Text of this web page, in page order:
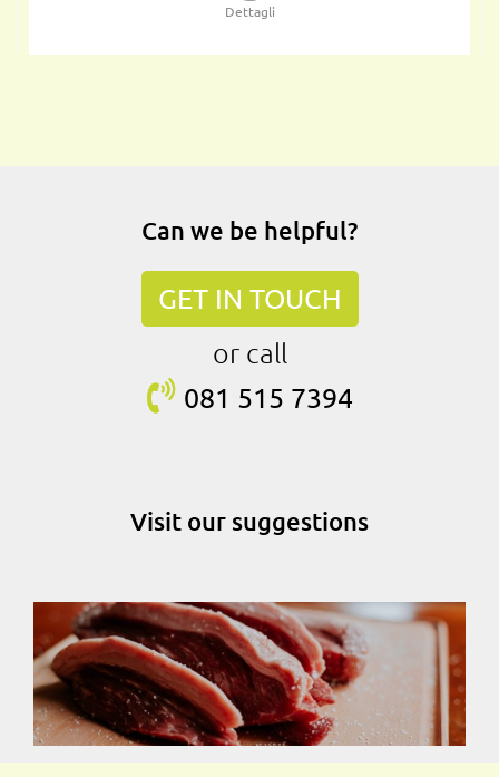
Dettagli
Can we be helpful?
GET IN TOUCH
or call
081 515 7394
Visit our suggestions